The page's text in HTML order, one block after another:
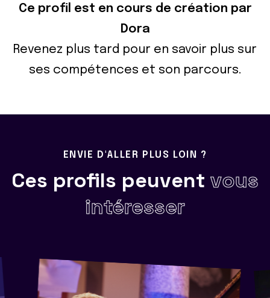
Ce profil est en cours de création par
Dora
Revenez plus tard pour en savoir plus sur
ses compétences et son parcours.
ENVIE D'ALLER PLUS LOIN ?
Ces profils peuvent vous
intéresser